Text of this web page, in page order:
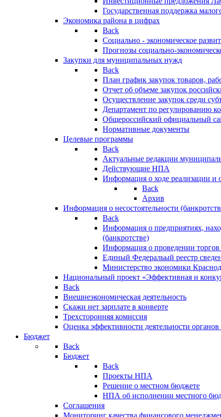
Государственная поддержка
Экономика района в цифрах
Back
Социально - экономическое
Прогнозы социально-
Закупки для муниципальных нужд
Back
План график закупок товаров,
Отчет об объеме закупок
Осуществление закупок среди
Департамент по регулированию
Общероссийский официальный
Нормативные документы
Целевые программы
Back
Актуальные редакции
Действующие НПА
Информация о ходе реализации
Back
Архив
Информация о несостоятельности
Back
Информация о предприятиях,
(банкротстве)
Информация о проведении
Единый Федеральый реестр
Министерство экономики
Национальный проект «Эффективная и
Back
Внешнеэкономическая деятельность
Скажи нет зарплате в конверте
Трехсторонняя комиссия
Оценка эффективности деятельности
Бюджет
Back
Бюджет
Back
Проекты НПА
Решение о местном бюджете
НПА об исполнении местного
Соглашения
Мониторинг качества финансового